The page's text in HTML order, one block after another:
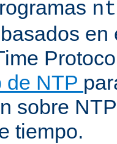
en
de NTP
sobre
tiempo.